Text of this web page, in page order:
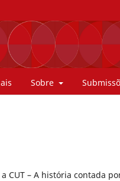
Sobre
CUT – A história contada